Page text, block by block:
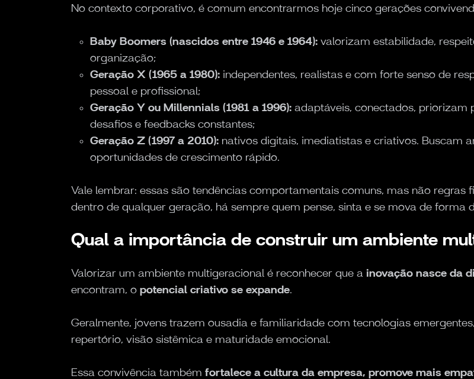
No contexto corporativo, é comum encontrarmos hoje cinco gerações
Baby Boomers (nascidos entre 1946 e 1964): valorizam estabilidade,
organização;
Geração X (1965 a 1980): independentes, realistas e com forte senso de
pessoal e profissional;
Geração Y ou Millennials (1981 a 1996): adaptáveis, conectados, priorizam
desafios e feedbacks constantes;
Geração Z (1997 a 2010): nativos digitais, imediatistas e criativos. Buscam
oportunidades de crescimento rápido.
Vale lembrar: essas são tendências comportamentais comuns, mas não
dentro de qualquer geração, há sempre quem pense, sinta e se mova de forma
Qual a importância de construir um ambiente
Valorizar um ambiente multigeracional é reconhecer que a inovação nasce da
encontram, o potencial criativo se expande.
Geralmente, jovens trazem ousadia e familiaridade com tecnologias
repertório, visão sistêmica e maturidade emocional.
Essa convivência também fortalece a cultura da empresa, promove mais